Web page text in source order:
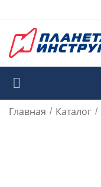
Главная / Каталог /